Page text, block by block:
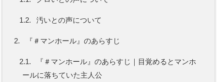
1.2. 汚いとの声について
2. 『＃マンホール』のあらすじ
2.1.
『＃マンホール』のあらすじ｜目覚めるとマンホ
ールに落ちていた主人公